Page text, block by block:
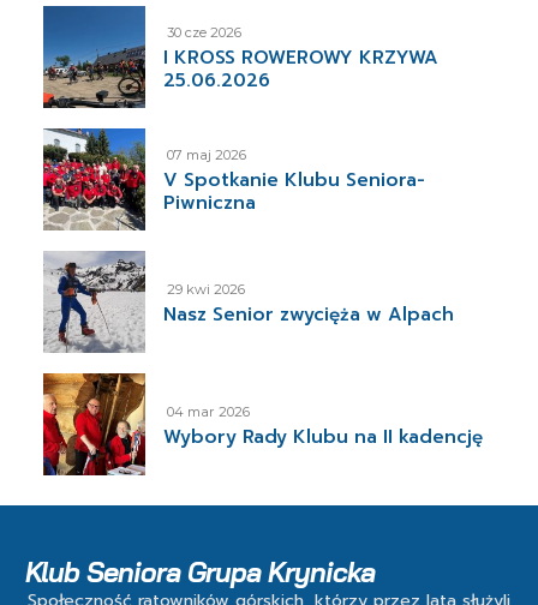
30 cze 2026
I KROSS ROWEROWY KRZYWA
25.06.2026
07 maj 2026
V Spotkanie Klubu Seniora-
Piwniczna
29 kwi 2026
Nasz Senior zwycięża w Alpach
04 mar 2026
Wybory Rady Klubu na II kadencję
Klub Seniora Grupa Krynicka